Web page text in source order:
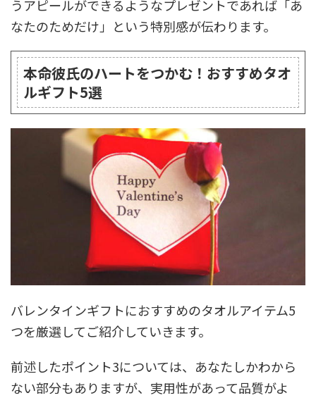
うアピールができるようなプレゼントであれば「あ
なたのためだけ」という特別感が伝わります。
本命彼氏のハートをつかむ！おすすめタオ
ルギフト5選
バレンタインギフトにおすすめのタオルアイテム5
つを厳選してご紹介していきます。
前述したポイント3については、あなたしかわから
ない部分もありますが、実用性があって品質がよ